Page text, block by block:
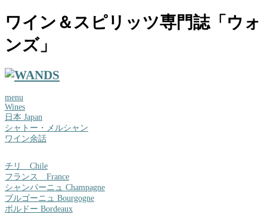
ワイン＆スピリッツ専門誌「ウォ
ンズ」
menu
Wines
日本 Japan
シャトー・メルシャン
ワイン余話
チリ Chile
フランス France
シャンパーニュ Champagne
ブルゴーニュ Bourgogne
ボルドー Bordeaux